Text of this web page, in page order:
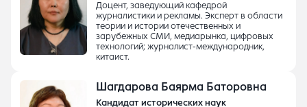
Доцент, заведующий кафедрой
журналистики и рекламы. Эксперт в области
теории и истории отечественных и
зарубежных СМИ, медиарынка, цифровых
технологий; журналист-международник,
китаист.
Шагдарова Баярма Баторовна
Кандидат исторических наук